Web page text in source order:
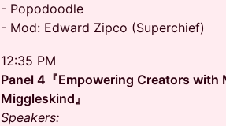
- Popodoodle
- Mod: Edward Zipco (Superchief)
12:35 PM
Panel 4『Empowering Creators
Miggleskind』
Speakers: